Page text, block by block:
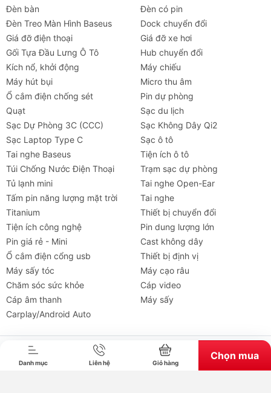
Tai nghe Máy chiếu Cho thuê
Danh mục Liên hệ Giỏ hàng
Chọn mua
Đèn bàn
Đèn có pin
Đèn Treo Màn Hình Baseus
Dock chuyển đổi
Giá đỡ điện thoại
Giá đỡ xe hơi
Gối Tựa Đầu Lưng Ô Tô
Hub chuyển đổi
Kích nổ, khởi động
Máy chiếu
Máy hút bụi
Micro thu âm
Ổ cắm điện chống sét
Pin dự phòng
Quạt
Sạc du lịch
Sạc Dự Phòng 3C (CCC)
Sạc Không Dây Qi2
Sạc Laptop Type C
Sạc ô tô
Tai nghe Baseus
Tiện ích ô tô
Túi Chống Nước Điện Thoại
Trạm sạc dự phòng
Tủ lạnh mini
Tai nghe Open-Ear
Tấm pin năng lượng mặt trời
Tai nghe
Titanium
Thiết bị chuyển đổi
Tiện ích công nghệ
Pin dung lượng lớn
Pin giá rẻ - Mini
Cast không dây
Ổ cắm điện cổng usb
Thiết bị định vị
Máy sấy tóc
Máy cạo râu
Chăm sóc sức khỏe
Cáp video
Cáp âm thanh
Máy sấy
Carplay/Android Auto
Bản quyền thuộc về chube.vn. Cung cấp bởi Sapo.